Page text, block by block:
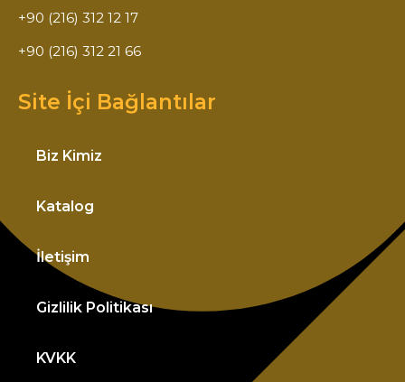
+90 (216) 312 12 17
+90 (216) 312 21 66
Site İçi Bağlantılar
Biz Kimiz
Katalog
İletişim
Gizlilik Politikası
KVKK